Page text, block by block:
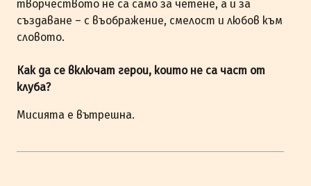
творчеството не са само за четене, а и за
създаване – с въображение, смелост и любов към
словото.
Как да се включат герои, които не са част от
клуба?
Мисията е вътрешна.